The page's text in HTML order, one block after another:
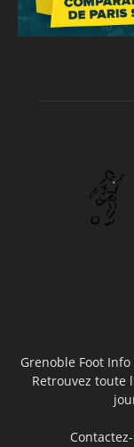
Grenoble Foot
Retrouvez toute